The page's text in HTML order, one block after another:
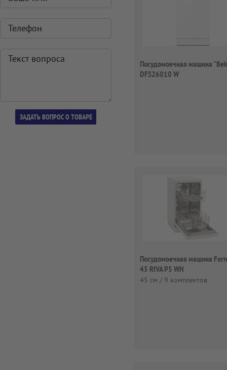
Посудомоечная машина
DFS26010 W
Посудомоечная машина
45 RIVA P5 WH
45 см / 9 комплектов